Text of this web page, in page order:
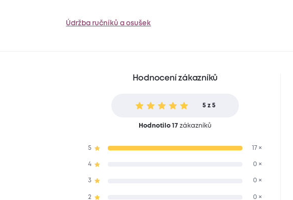
Údržba ručníků a osušek
Hodnocení zákazníků
5 z 5
Hodnotilo 17 zákazníků
5 17 ×
4 0 ×
3 0 ×
2 0 ×